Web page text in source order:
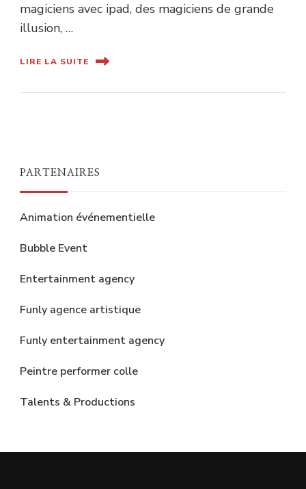
magiciens avec ipad, des magiciens de grande
illusion, …
LIRE LA SUITE
PARTENAIRES
Animation événementielle
Bubble Event
Entertainment agency
Funly agence artistique
Funly entertainment agency
Peintre performer colle
Talents & Productions